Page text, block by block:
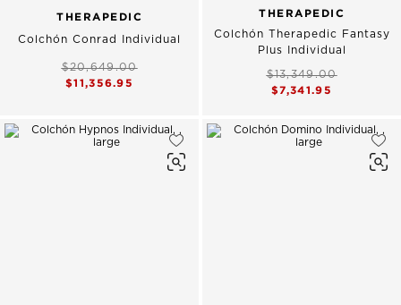
THERAPEDIC
Colchón Conrad Individual
$20,649.00
$11,356.95
THERAPEDIC
Colchón Therapedic Fantasy
Plus Individual
$13,349.00
$7,341.95